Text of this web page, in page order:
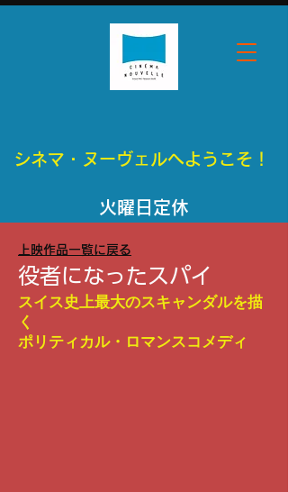
シネマ・ヌーヴェルへようこそ！
​火曜日定休
​上映作品一覧に戻る
役者になったスパイ
スイス史上最大のスキャンダルを描
く
​ポリティカル・ロマンスコメディ